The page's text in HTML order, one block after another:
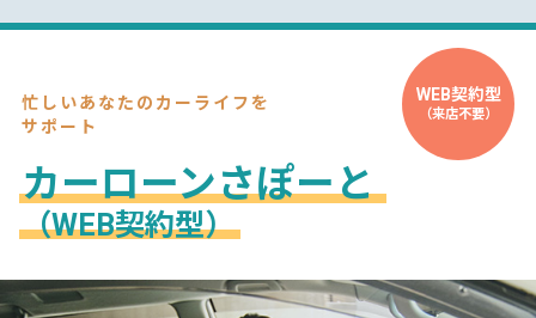
忙しいあなたのカーライフを
サポート
カーローンさぽーと
（WEB契約型）
WEB契約型
（来店不要）